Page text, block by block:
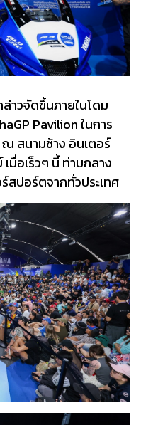
าวจัดขึ้นภายในโดม
Pavilion ในการ
สนามช้าง อินเตอร์
มื่อเร็วๆ นี้ ท่ามกลาง
ปอร์ตจากทั่วประเทศ